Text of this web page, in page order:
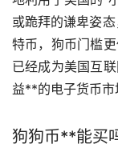
或跪拜的谦卑姿
特币，狗币门槛
已经成为美国互
益**的电子货币市
狗狗币**能买